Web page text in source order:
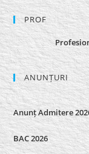
PROF
ANUNȚURI
Anunț Admitere
BAC 2026